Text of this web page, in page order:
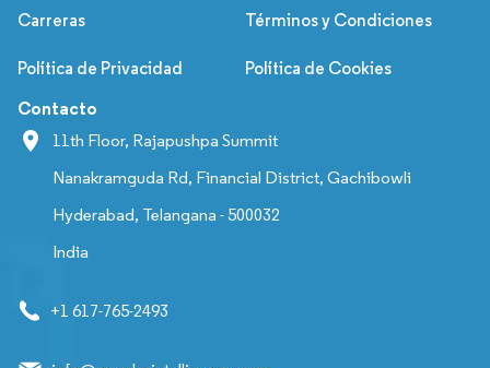
Carreras Términos y Condiciones
Política de Privacidad Política de Cookies
Contacto
11th Floor, Rajapushpa Summit
Nanakramguda Rd, Financial District, Gachibowli
Hyderabad, Telangana - 500032
India
+1 617-765-2493